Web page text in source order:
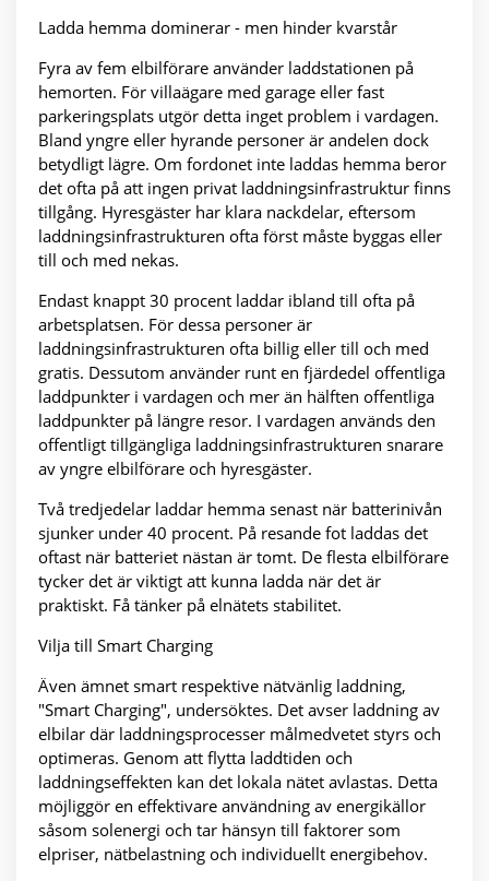
Ladda hemma dominerar - men hinder kvarstår
Fyra av fem elbilförare använder laddstationen på
hemorten. För villaägare med garage eller fast
parkeringsplats utgör detta inget problem i vardagen.
Bland yngre eller hyrande personer är andelen dock
betydligt lägre. Om fordonet inte laddas hemma beror
det ofta på att ingen privat laddningsinfrastruktur finns
tillgång. Hyresgäster har klara nackdelar, eftersom
laddningsinfrastrukturen ofta först måste byggas eller
till och med nekas.
Endast knappt 30 procent laddar ibland till ofta på
arbetsplatsen. För dessa personer är
laddningsinfrastrukturen ofta billig eller till och med
gratis. Dessutom använder runt en fjärdedel offentliga
laddpunkter i vardagen och mer än hälften offentliga
laddpunkter på längre resor. I vardagen används den
offentligt tillgängliga laddningsinfrastrukturen snarare
av yngre elbilförare och hyresgäster.
Två tredjedelar laddar hemma senast när batterinivån
sjunker under 40 procent. På resande fot laddas det
oftast när batteriet nästan är tomt. De flesta elbilförare
tycker det är viktigt att kunna ladda när det är
praktiskt. Få tänker på elnätets stabilitet.
Vilja till Smart Charging
Även ämnet smart respektive nätvänlig laddning,
"Smart Charging", undersöktes. Det avser laddning av
elbilar där laddningsprocesser målmedvetet styrs och
optimeras. Genom att flytta laddtiden och
laddningseffekten kan det lokala nätet avlastas. Detta
möjliggör en effektivare användning av energikällor
såsom solenergi och tar hänsyn till faktorer som
elpriser, nätbelastning och individuellt energibehov.